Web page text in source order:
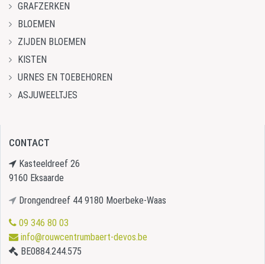
GRAFZERKEN
BLOEMEN
ZIJDEN BLOEMEN
KISTEN
URNES EN TOEBEHOREN
ASJUWEELTJES
CONTACT
Kasteeldreef 26
9160 Eksaarde
Drongendreef 44 9180 Moerbeke-Waas
09 346 80 03
info@rouwcentrumbaert-devos.be
BE0884.244.575